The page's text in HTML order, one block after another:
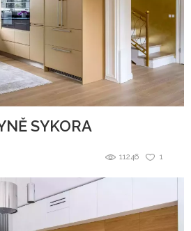
SYKORA
1
11246